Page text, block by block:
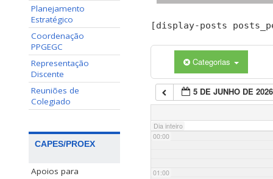
Planejamento
Estratégico
Coordenação
PPGEGC
Representação
Discente
Reuniões de
Colegiado
CAPES/PROEX
Apoios para
Congresso Internacional
(ciKi) A 10ª edição do
Conhecimento e
dias 19 e 20 de
Conhecimento,
[display-posts
Categorias
5 DE JUNHO DE 2026
Dia inteiro
00:00
01:00